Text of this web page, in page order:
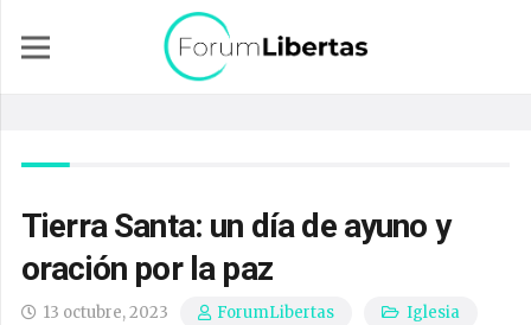
Tierra Santa: un día de ayuno y
oración por la paz
13 octubre, 2023 ForumLibertas Iglesia